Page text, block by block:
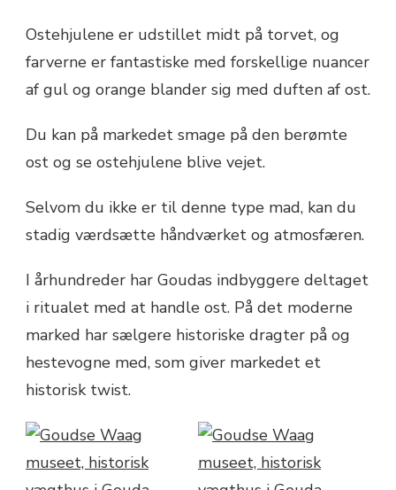
Ostehjulene er udstillet midt på torvet, og
farverne er fantastiske med forskellige nuancer
af gul og orange blander sig med duften af ost.
Du kan på markedet smage på den berømte
ost og se ostehjulene blive vejet.
Selvom du ikke er til denne type mad, kan du
stadig værdsætte håndværket og atmosfæren.
I århundreder har Goudas indbyggere deltaget
i ritualet med at handle ost. På det moderne
marked har sælgere historiske dragter på og
hestevogne med, som giver markedet et
historisk twist.